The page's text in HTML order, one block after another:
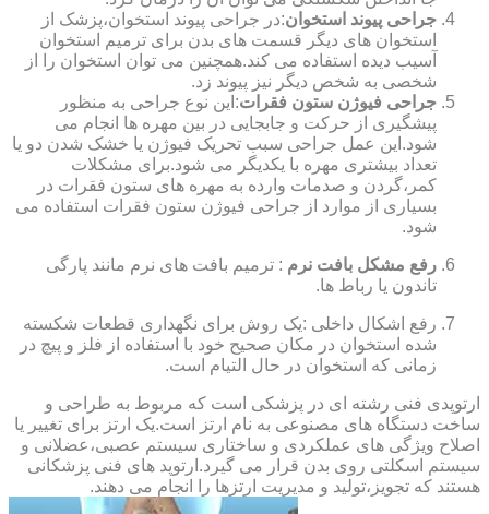
جراحی پیوند استخوان:در جراحی پیوند استخوان،پزشک از
استخوان های دیگر قسمت های بدن برای ترمیم استخوان
آسیب دیده استفاده می کند.همچنین می توان استخوان را از
شخصی به شخص دیگر نیز پیوند زد.
جراحی فیوژن ستون فقرات:این نوع جراحی به منظور
پیشگیری از حرکت و جابجایی در بین مهره ها انجام می
شود.این عمل جراحی سبب تحریک فیوژن یا خشک شدن دو یا
تعداد بیشتری مهره با یکدیگر می شود.برای مشکلات
کمر،گردن و صدمات وارده به مهره های ستون فقرات در
بسیاری از موارد از جراحی فیوژن ستون فقرات استفاده می
شود.
رفع مشکل بافت نرم : ترمیم بافت های نرم مانند پارگی
تاندون یا رباط ها.
رفع اشکال داخلی :یک روش برای نگهداری قطعات شکسته
شده استخوان در مکان صحیح خود با استفاده از فلز و پیچ در
زمانی که استخوان در حال التیام است.
ارتوپدی فنی رشته ای در پزشکی است که مربوط به طراحی و
ساخت دستگاه های مصنوعی به نام ارتز است.یک ارتز برای تغییر یا
اصلاح ویژگی های عملکردی و ساختاری سیستم عصبی،عضلانی و
سیستم اسکلتی روی بدن قرار می گیرد.ارتوپد های فنی پزشکانی
هستند که تجویز،تولید و مدیریت ارتزها را انجام می دهند.